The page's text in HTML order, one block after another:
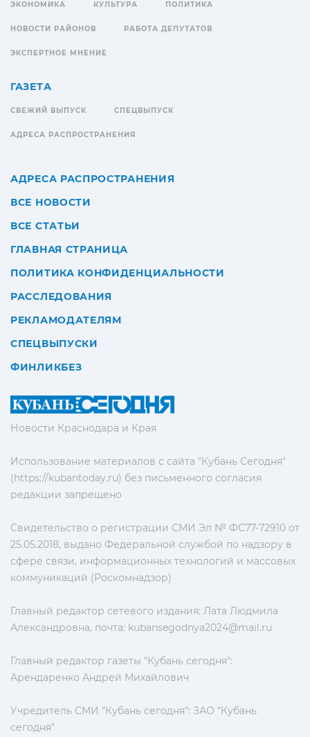
Новости Краснодара и Края
Использование материалов с сайта "Кубань Сегодня"
(https://kubantoday.ru) без письменного согласия
редакции запрещено
Свидетельство о регистрации СМИ Эл № ФС77-72910 от
25.05.2018, выдано Федеральной службой по надзору в
сфере связи, информационных технологий и массовых
коммуникаций (Роскомнадзор)
Главный редактор сетевого издания: Лата Людмила
Александровна, почта: kubansegodnya2024@mail.ru
Главный редактор газеты "Кубань сегодня":
Арендаренко Андрей Михайлович
Учредитель СМИ "Кубань сегодня": ЗАО "Кубань
сегодня"
ЭКОНОМИКА КУЛЬТУРА ПОЛИТИКА
НОВОСТИ РАЙОНОВ РАБОТА ДЕПУТАТОВ
ЭКСПЕРТНОЕ МНЕНИЕ
ГАЗЕТА
СВЕЖИЙ ВЫПУСК СПЕЦВЫПУСК
АДРЕСА РАСПРОСТРАНЕНИЯ
АДРЕСА РАСПРОСТРАНЕНИЯ
ВСЕ НОВОСТИ
ВСЕ СТАТЬИ
ГЛАВНАЯ СТРАНИЦА
ПОЛИТИКА КОНФИДЕНЦИАЛЬНОСТИ
РАССЛЕДОВАНИЯ
РЕКЛАМОДАТЕЛЯМ
СПЕЦВЫПУСКИ
ФИНЛИКБЕЗ